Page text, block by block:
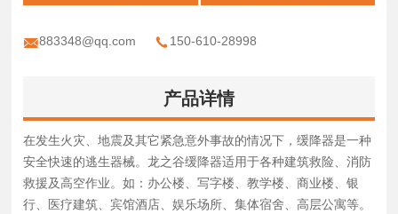
883348@qq.com 150-610-28998
产品详情
在发生火灾、地震及其它紧急意外事故的情况下，缓降器是一种
安全快速的逃生器械。龙之谷缓降器适用于各种建筑救险、消防
救援及高空作业。如：办公楼、写字楼、教学楼、商业楼、银
行、医疗建筑、宾馆酒店、娱乐场所、集体宿舍、高层公寓等。